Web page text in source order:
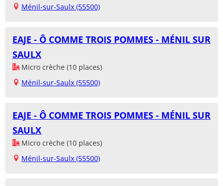
Ménil-sur-Saulx (55500)
EAJE - Ô COMME TROIS POMMES - MÉNIL SUR
SAULX
Micro crèche (10 places)
Ménil-sur-Saulx (55500)
EAJE - Ô COMME TROIS POMMES - MÉNIL SUR
SAULX
Micro crèche (10 places)
Ménil-sur-Saulx (55500)